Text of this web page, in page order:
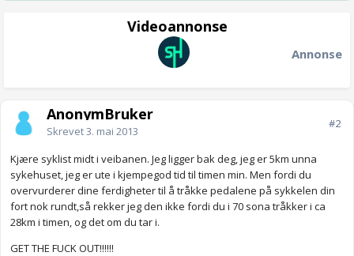
Videoannonse
Annonse
AnonymBruker
Skrevet3. mai 2013
#2
Kjære syklist midt i veibanen. Jeg ligger bak deg, jeg er 5km unna
sykehuset, jeg er ute i kjempegod tid til timen min. Men fordi du
overvurderer dine ferdigheter til å tråkke pedalene på sykkelen din
fort nok rundt,så rekker jeg den ikke fordi du i 70 sona tråkker i ca
28km i timen, og det om du tar i.
GET THE FUCK OUT!!!!!!